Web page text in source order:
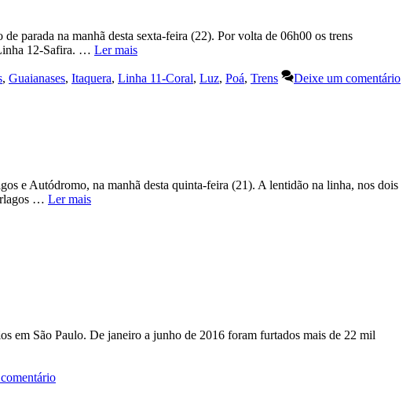
parada na manhã desta sexta-feira (22). Por volta de 06h00 os trens
12-Safira. … Ler mais
, Guaianases, Itaquera, Linha 11-Coral, Luz, Poá, Trens Deixe um comentário
e Autódromo, na manhã desta quinta-feira (21). A lentidão na linha, nos dois
… Ler mais
em São Paulo. De janeiro a junho de 2016 foram furtados mais de 22 mil